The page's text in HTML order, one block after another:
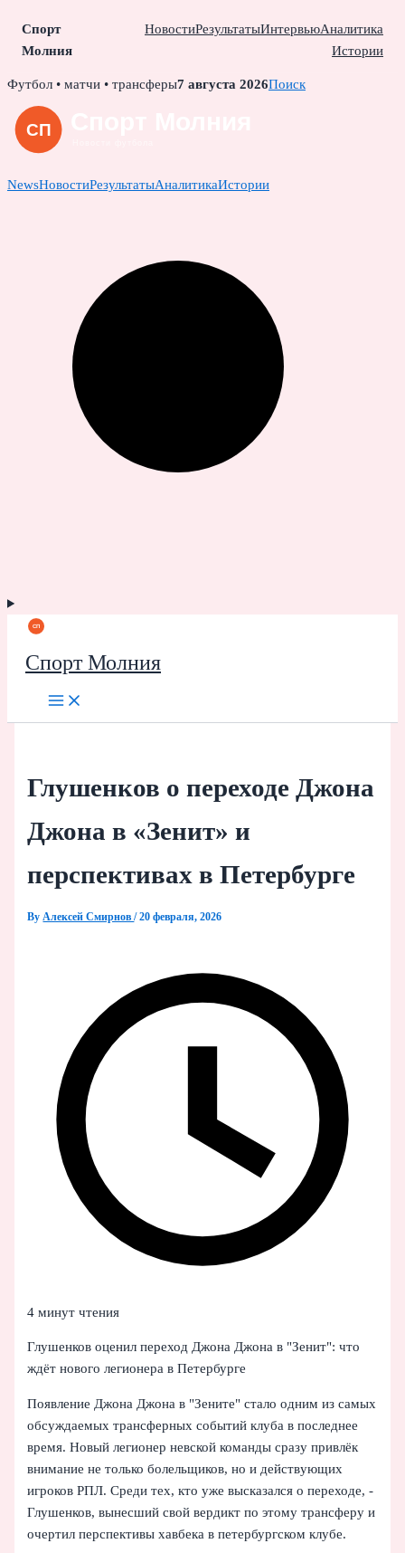
Спорт
Молния
НовостиРезультатыИнтервьюАналитика
Истории
Skip
content
Футбол • матчи • трансферы7 августа 2026Поиск
NewsНовостиРезультатыАналитикаИстории
Спорт Молния
Глушенков о переходе Джона
Джона в «Зенит» и
перспективах в Петербурге
By Алексей Смирнов/20 февраля, 2026
4 минут чтения
Глушенков оценил переход Джона Джона в "Зенит": что
ждёт нового легионера в Петербурге
Появление Джона Джона в "Зените" стало одним из самых
обсуждаемых трансферных событий клуба в последнее
время. Новый легионер невской команды сразу привлёк
внимание не только болельщиков, но и действующих
игроков РПЛ. Среди тех, кто уже высказался о переходе, -
Глушенков, вынесший свой вердикт по этому трансферу и
очертил перспективы хавбека в петербургском клубе.